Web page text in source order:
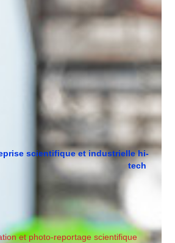
scientifique et industrielle hi-
tech
et photo-reportage scientifique